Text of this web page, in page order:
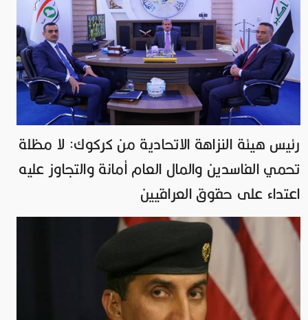
رئيس هيئة النزاهة الاتحادية من كركوك: لا مظلة
تحمي الفاسدين والمال العام أمانة والتجاوز عليه
اعتداء على حقوق العراقيين